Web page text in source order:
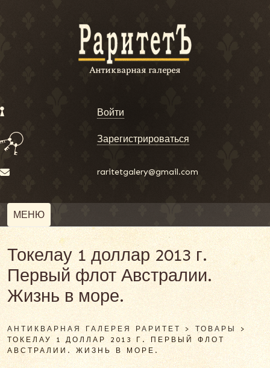
Войти
Зарегистрироваться
raritetgalery@gmail.com
МЕНЮ
Токелау 1 доллар 2013 г.
Первый флот Австралии.
Жизнь в море.
АНТИКВАРНАЯ ГАЛЕРЕЯ РАРИТЕТ >ТОВАРЫ >
ТОКЕЛАУ 1 ДОЛЛАР 2013 Г. ПЕРВЫЙ ФЛОТ
АВСТРАЛИИ. ЖИЗНЬ В МОРЕ.